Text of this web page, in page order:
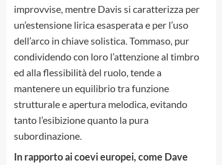
improvvise, mentre Davis si caratterizza per
un’estensione lirica esasperata e per l’uso
dell’arco in chiave solistica. Tommaso, pur
condividendo con loro l’attenzione al timbro
ed alla flessibilità del ruolo, tende a
mantenere un equilibrio tra funzione
strutturale e apertura melodica, evitando
tanto l’esibizione quanto la pura
subordinazione.
In rapporto ai coevi europei, come Dave